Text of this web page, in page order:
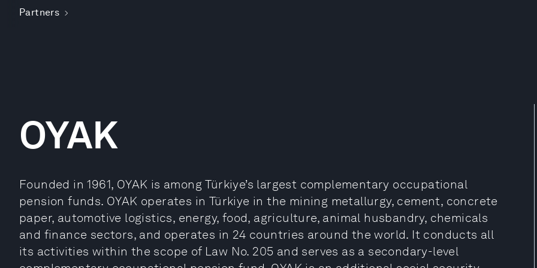
Partners
OYAK
Founded in 1961, OYAK is among Türkiye’s largest complementary occupational
pension funds. OYAK operates in Türkiye in the mining metallurgy, cement, concrete
paper, automotive logistics, energy, food, agriculture, animal husbandry, chemicals
and finance sectors, and operates in 24 countries around the world. It conducts all
its activities within the scope of Law No. 205 and serves as a secondary-level